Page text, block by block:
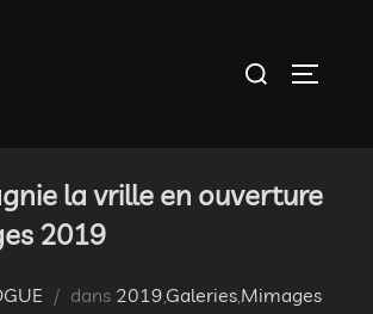
Rechercher :
la vrille en ouverture
2019
dans 2019,Galeries,Mimages